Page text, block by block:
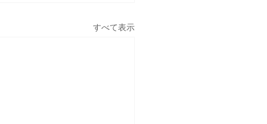
すべて表示